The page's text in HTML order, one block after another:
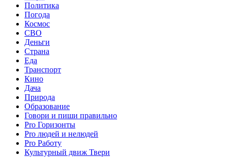
Политика
Погода
Космос
СВО
Деньги
Страна
Еда
Транспорт
Кино
Дача
Природа
Образование
Говори и пиши правильно
Pro Горизонты
Pro людей и нелюдей
Pro Работу
Культурный движ Твери